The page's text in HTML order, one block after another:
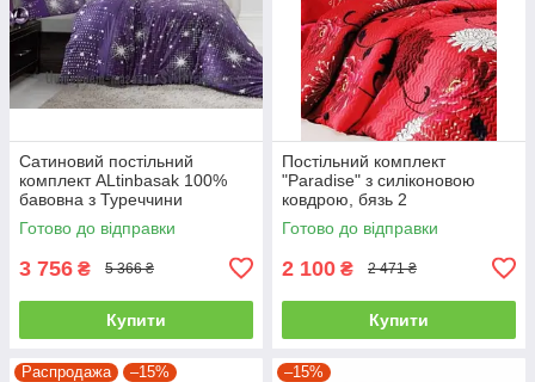
Сатиновий постільний
комплект ALtinbasak 100%
бавовна з Туреччини
двоспальний - євро
Готово до відправки
3 756 ₴ 5 366 ₴
Купити
Постільний комплект
"Paradise" з силіконовою
ковдрою, бязь 2
Готово до відправки
2 100 ₴ 2 471 ₴
Купити
Распродажа –15% –15%